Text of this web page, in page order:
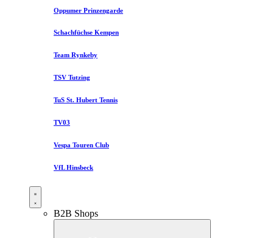
Oppumer Prinzengarde
Schachfüchse Kempen
Team Rynkeby
TSV Tutzing
TuS St. Hubert Tennis
TV03
Vespa Touren Club
VfL Hinsbeck
B2B Shops